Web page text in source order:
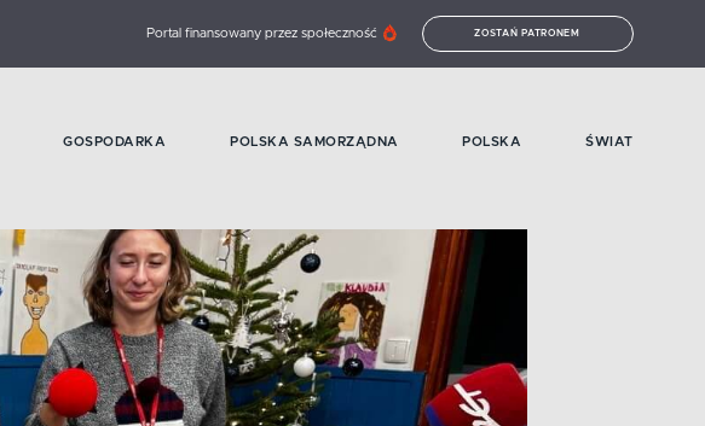
Portal finansowany przez społeczność ZOSTAŃ PATRONEM
GOSPODARKA POLSKA SAMORZĄDNA POLSKA ŚWIAT